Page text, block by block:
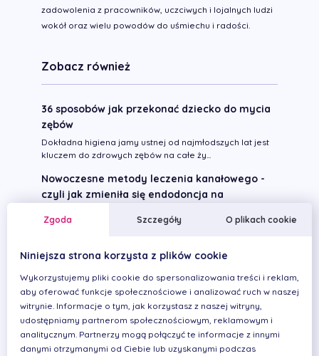
zadowolenia z pracowników, uczciwych i lojalnych ludzi
wokół oraz wielu powodów do uśmiechu i radości.
Zobacz również
36 sposobów jak przekonać dziecko do mycia
zębów
Dokładna higiena jamy ustnej od najmłodszych lat jest
kluczem do zdrowych zębów na całe ży...
Nowoczesne metody leczenia kanałowego -
czyli jak zmieniła się endodoncja na
Wszystkie dziedziny stomatologii w ciągu ostatnich 15-
Czy wiesz że probiotyki mają zastosowanie w
profilaktyce próchnicy?
Probiotyki to żywe mikroorganizmy, które podawane w
odpowiednich ilościach przynoszą korzy...
Zgoda Szczegóły O plikach cookie
Niniejsza strona korzysta z plików cookie
Wykorzystujemy pliki cookie do spersonalizowania treści i reklam,
aby oferować funkcje społecznościowe i analizować ruch w naszej
witrynie. Informacje o tym, jak korzystasz z naszej witryny,
udostępniamy partnerom społecznościowym, reklamowym i
analitycznym. Partnerzy mogą połączyć te informacje z innymi
danymi otrzymanymi od Ciebie lub uzyskanymi podczas